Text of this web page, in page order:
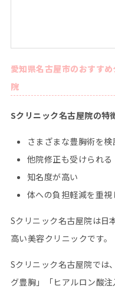
愛知県名古屋市のおすす
院
Sクリニック名古屋院の特
さまざまな豊胸術を検
他院修正も受けられる
知名度が高い
体への負担軽減を重視
Sクリニック名古屋院は日
高い美容クリニックです。
Sクリニック名古屋院では
グ豊胸」「ヒアルロン酸